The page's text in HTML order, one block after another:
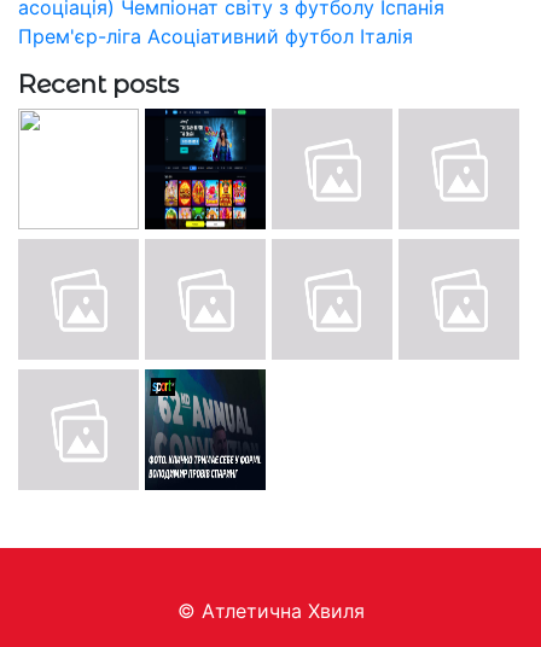
асоціація) Чемпіонат світу з футболу Іспанія
Прем'єр-ліга Асоціативний футбол Італія
Recent posts
© Aтлетична Хвиля